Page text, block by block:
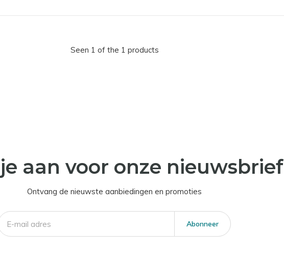
Seen 1 of the 1 products
aan voor onze nieuwsbrief
Ontvang de nieuwste aanbiedingen en promoties
Abonneer